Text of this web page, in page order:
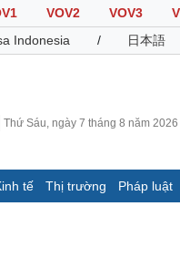
VOV2 VOV3
Indonesia / 日本語
Thứ Sáu, ngày 7 tháng 8 năm 2026
tế Thị trường Pháp luật